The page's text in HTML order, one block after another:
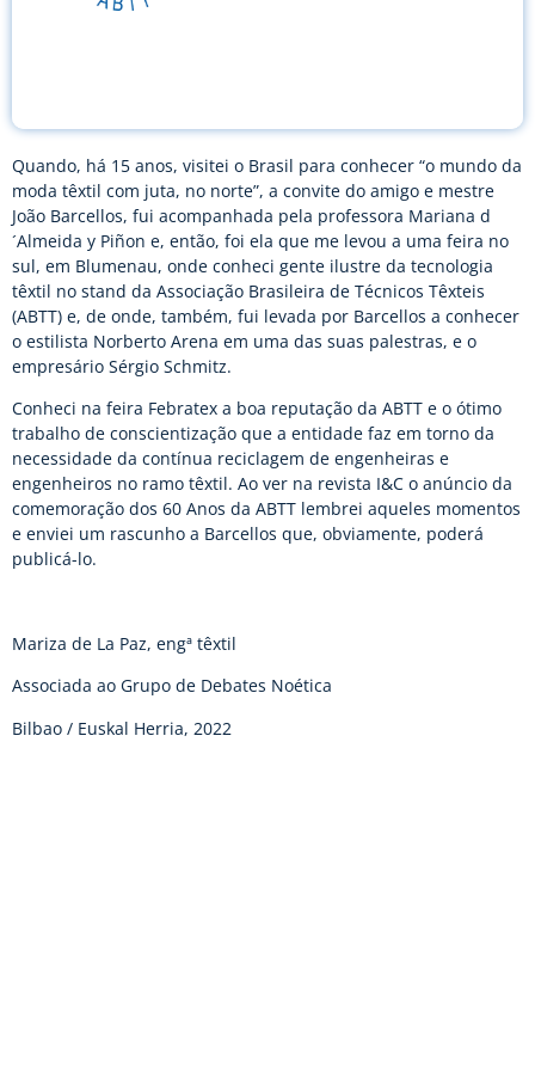
Quando, há 15 anos, visitei o Brasil para conhecer “o mundo da
moda têxtil com juta, no norte”, a convite do amigo e mestre
João Barcellos, fui acompanhada pela professora Mariana d
´Almeida y Piñon e, então, foi ela que me levou a uma feira no
sul, em Blumenau, onde conheci gente ilustre da tecnologia
têxtil no stand da Associação Brasileira de Técnicos Têxteis
(ABTT) e, de onde, também, fui levada por Barcellos a conhecer
o estilista Norberto Arena em uma das suas palestras, e o
empresário Sérgio Schmitz.
Conheci na feira Febratex a boa reputação da ABTT e o ótimo
trabalho de conscientização que a entidade faz em torno da
necessidade da contínua reciclagem de engenheiras e
engenheiros no ramo têxtil. Ao ver na revista I&C o anúncio da
comemoração dos 60 Anos da ABTT lembrei aqueles momentos
e enviei um rascunho a Barcellos que, obviamente, poderá
publicá-lo.
Mariza de La Paz, engª têxtil
Associada ao Grupo de Debates Noética
Bilbao / Euskal Herria, 2022